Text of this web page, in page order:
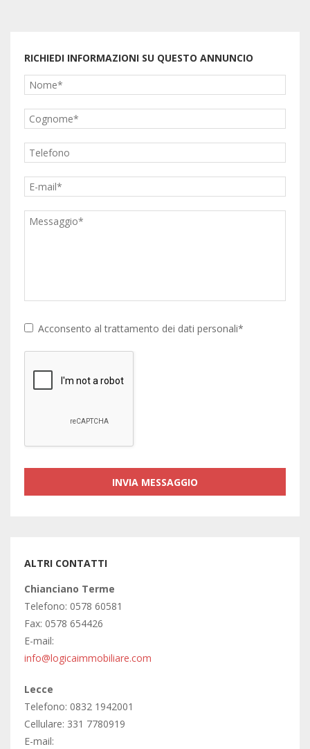
RICHIEDI INFORMAZIONI SU QUESTO ANNUNCIO
Acconsento al trattamento dei dati personali*
ALTRI CONTATTI
Chianciano Terme
Telefono: 0578 60581
Fax: 0578 654426
E-mail:
info@logicaimmobiliare.com
Lecce
Telefono: 0832 1942001
Cellulare: 331 7780919
E-mail: